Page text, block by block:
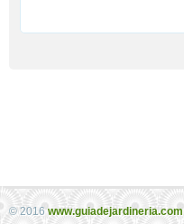
© 2016 www.guiadejardineria.com